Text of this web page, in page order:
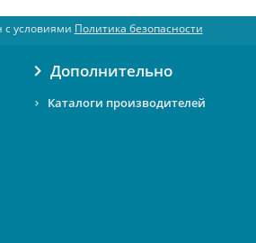
с условиями Политика безопасности
Дополнительно
Каталоги производителей